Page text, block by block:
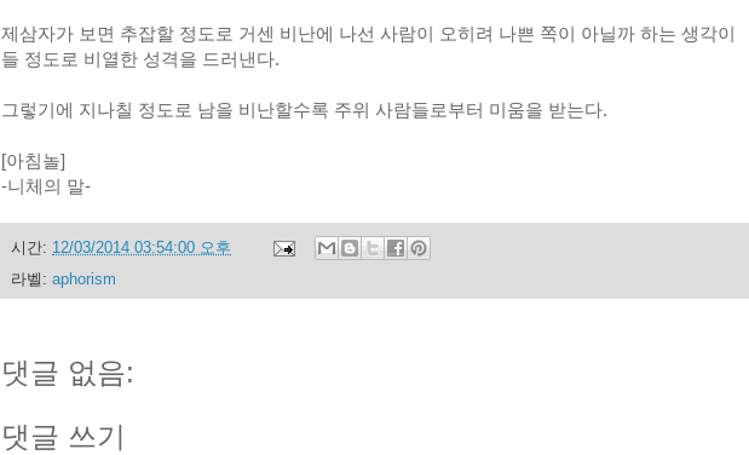
제삼자가 보면 추잡할 정도로 거센 비난에 나선 사람이 오히려 나쁜 쪽이 아닐까 하는 생각이
들 정도로 비열한 성격을 드러낸다.
그렇기에 지나칠 정도로 남을 비난할수록 주위 사람들로부터 미움을 받는다.
[아침놀]
-니체의 말-
시간: 12/03/2014 03:54:00 오후
라벨: aphorism
댓글 없음:
댓글 쓰기